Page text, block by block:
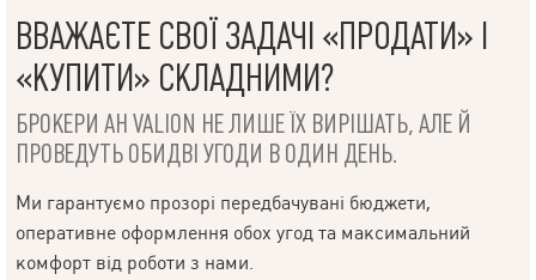
ВВАЖАЄТЕ СВОЇ ЗАДАЧІ «ПРОДАТИ» І
«КУПИТИ» СКЛАДНИМИ?
БРОКЕРИ АН VALION НЕ ЛИШЕ ЇХ ВИРІШАТЬ, АЛЕ Й
ПРОВЕДУТЬ ОБИДВІ УГОДИ В ОДИН ДЕНЬ.
Ми гарантуємо прозорі передбачувані бюджети,
оперативне оформлення обох угод та максимальний
комфорт від роботи з нами.
НАПИСАТИ
КЕРІВНИКОВІ